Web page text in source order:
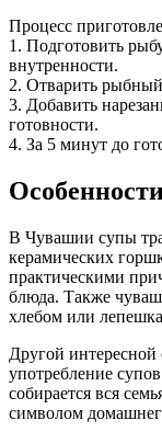
Процесс
1. Подготовить
внутренности.
2. Отварить
3. Добавить
готовности.
4. За 5 минут до
В Чувашии супы
керамических
практическими
блюда. Также
хлебом или
Другой интересной
употребление
собирается вся
символом